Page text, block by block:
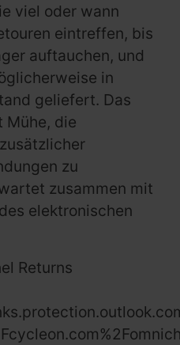
viel oder wann
eintreffen, bis
auftauchen, und
in
geliefert. Das
Mühe, die
zu
zusammen mit
elektronischen
Returns